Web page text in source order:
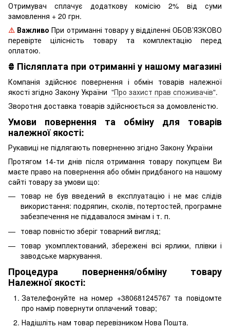
Отримувач сплачує додаткову комісію 2% від суми
замовлення + 20 грн.
⚠️ Важливо При отриманні товару у відділенні ОБОВ’ЯЗКОВО
перевірте цілісність товару та комплектацію перед
оплатою.
₴ Післяплата при отриманні у нашому магазині
Компанія здійснює повернення і обмін товарів належної
якості згідно Закону України "Про захист прав споживачів".
Зворотня доставка товарів здійснюється за домовленістю.
Умови повернення та обміну для товарів
належної якості:
Рукавиці не підлягають поверненню згідно Закону України
Протягом 14-ти днів після отримання товару покупцем Ви
маєте право на повернення або обмін придбаного на нашому
сайті товару за умови що:
товар не був введений в експлуатацію і не має слідів
використання: подряпин, сколів, потертостей, програмне
забезпечення не піддавалося змінам і т. п.
товар повністю зберіг товарний вигляд;
товар укомплектований, збережені всі ярлики, плівки і
заводське маркування.
Процедура повернення/обміну товару
Належної якості:
Зателефонуйте на номер +380681245767 та повідомте
про намір повернути оплачений товар;
Надішліть нам товар перевізником Нова Пошта.